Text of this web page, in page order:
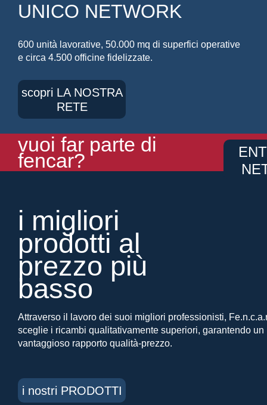
UNICO NETWORK
scopri LA NOSTRA
RETE
vuoi far parte di
fencar?
i migliori
prodotti al
prezzo più
basso
Attraverso il lavoro dei suoi migliori professionisti,
sceglie i ricambi qualitativamente superiori, garantendo un
vantaggioso rapporto qualità-prezzo.
i nostri PRODOTTI
600 unità lavorative, 50.000 mq di superfici operative
e circa 4.500 officine fidelizzate.